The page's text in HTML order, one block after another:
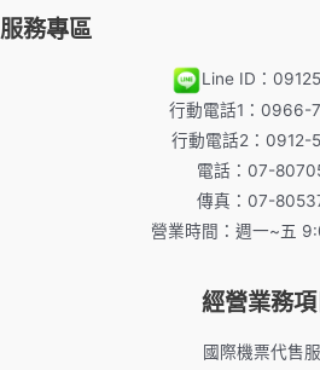
服務專區
Line ID：
行動電話1：0966-
行動電話2：0912-
電話：07-
傳真：07-
營業時間：週一~五
經營業務項
國際機票代售